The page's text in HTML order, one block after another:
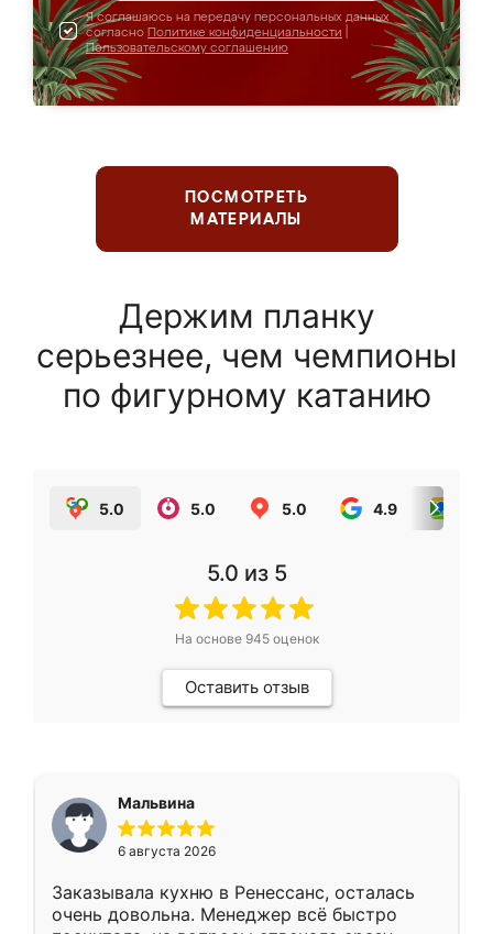
Я соглашаюсь на передачу персональных данных
согласно Политике конфиденциальности
Пользовательскому соглашению
ПОСМОТРЕТЬ
МАТЕРИАЛЫ
Держим планку
серьезнее, чем чемпионы
по фигурному катанию
5.0 5.0 5.0 4.9
5.0 из 5
На основе 945оценок
Оставить отзыв
Мальвина
6 августа 2026
Заказывала кухню в Ренессанс, осталась
очень довольна. Менеджер всё быстро